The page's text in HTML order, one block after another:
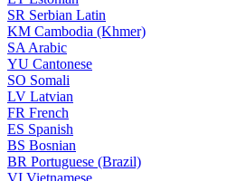
SR Serbian Latin
KM Cambodia (Khmer)
SA Arabic
YU Cantonese
SO Somali
LV Latvian
FR French
ES Spanish
BS Bosnian
BR Portuguese (Brazil)
VI Vietnamese